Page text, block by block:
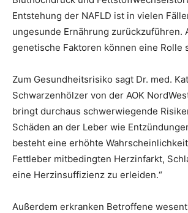
Entstehung der NAFLD ist in vielen
ungesunde Ernährung zurückzuführen.
genetische Faktoren können eine Rolle
Zum Gesundheitsrisiko sagt Dr. med.
Schwarzenhölzer von der AOK
bringt durchaus schwerwiegende
Schäden an der Leber wie
besteht eine erhöhte
Fettleber mitbedingten Herzinfarkt,
eine Herzinsuffizienz zu erleiden.“
Außerdem erkranken Betroffene